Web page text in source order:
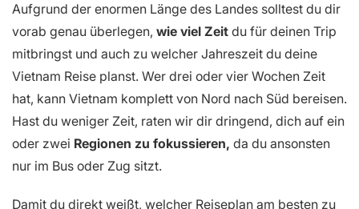
Aufgrund der enormen Länge des Landes solltest du dir
vorab genau überlegen, wie viel Zeit du für deinen Trip
mitbringst und auch zu welcher Jahreszeit du deine
Vietnam Reise planst. Wer drei oder vier Wochen Zeit
hat, kann Vietnam komplett von Nord nach Süd bereisen.
Hast du weniger Zeit, raten wir dir dringend, dich auf ein
oder zwei Regionen zu fokussieren, da du ansonsten
nur im Bus oder Zug sitzt.
Damit du direkt weißt, welcher Reiseplan am besten zu